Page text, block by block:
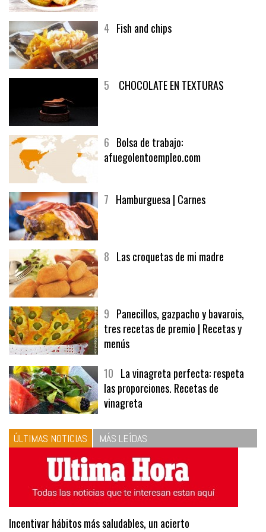
4 Fish and chips
5 CHOCOLATE EN TEXTURAS
6 Bolsa de trabajo:
afuegolentoempleo.com
7 Hamburguesa | Carnes
8 Las croquetas de mi madre
9 Panecillos, gazpacho y bavarois,
tres recetas de premio | Recetas y
menús
10 La vinagreta perfecta: respeta
las proporciones. Recetas de
vinagreta
ÚLTIMAS NOTICIAS MÁS LEÍDAS
Incentivar hábitos más saludables, un acierto